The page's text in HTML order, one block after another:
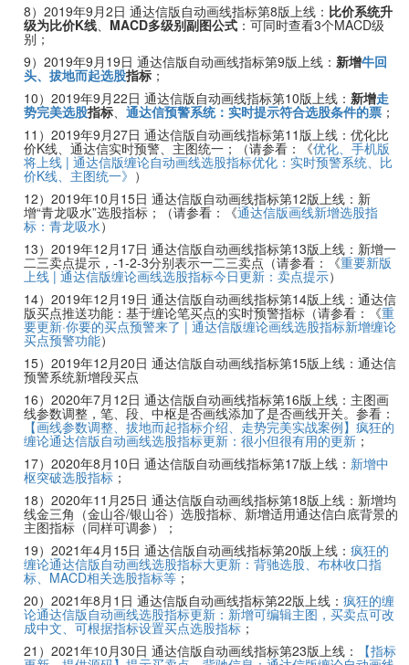
8）2019年9月2日 通达信版自动画线指标第8版上线： 比价系统升
级为比价K线 、 MACD多级别副图公式：可同时查看3个MACD级
别；
9）2019年9月19日 通达信版自动画线指标第9版上线： 新增牛回
头、拔地而起选股指标；
10）2019年9月22日 通达信版自动画线指标第10版上线： 新增走
势完美选股指标 、通达信预警系统：实时提示符合选股条件的票；
11）2019年9月27日 通达信版自动画线指标第11版上线：优化比
价K线、通达信实时预警、主图统一；（请参看：《优化、手机版
将上线 | 通达信版缠论自动画线选股指标优化：实时预警系统、比
价K线、主图统一》 ）
12）2019年10月15日 通达信版自动画线指标第12版上线：新
增“青龙吸水”选股指标；（请参看：《通达信版画线新增选股指
标：青龙吸水）
13）2019年12月17日 通达信版自动画线指标第13版上线：新增一
二三卖点提示，-1-2-3分别表示一二三卖点（请参看：《重要新版
上线 | 通达信版缠论画线选股指标今日更新：卖点提示）
14）2019年12月19日 通达信版自动画线指标第14版上线：通达信
版买点推送功能：基于缠论笔买点的实时预警指标（请参看：《重
要更新·你要的买点预警来了 | 通达信版缠论画线选股指标新增缠论
买点预警功能）
15）2019年12月20日 通达信版自动画线指标第15版上线：通达信
预警系统新增段买点
16）2020年7月12日 通达信版自动画线指标第16版上线：主图画
线参数调整，笔、段、中枢是否画线添加了是否画线开关。参看：
【画线参数调整、拔地而起指标介绍、走势完美实战案例】疯狂的
缠论通达信版自动画线选股指标更新：很小但很有用的更新；
17）2020年8月10日 通达信版自动画线指标第17版上线： 新增中
枢突破选股指标 ；
18）2020年11月25日 通达信版自动画线指标第18版上线：新增均
线金三角（金山谷/银山谷）选股指标、新增适用通达信白底背景的
主图指标（同样可调参）；
19）2021年4月15日 通达信版自动画线指标第20版上线：疯狂的
缠论通达信版自动画线选股指标大更新：背驰选股、布林收口指
标、MACD相关选股指标等；
20）2021年8月1日 通达信版自动画线指标第22版上线：疯狂的缠
论通达信版自动画线选股指标更新：新增可编辑主图，买卖点可改
成中文、可根据指标设置买点选股指标 ；
21）2021年10月30日 通达信版自动画线指标第23版上线：
【指标